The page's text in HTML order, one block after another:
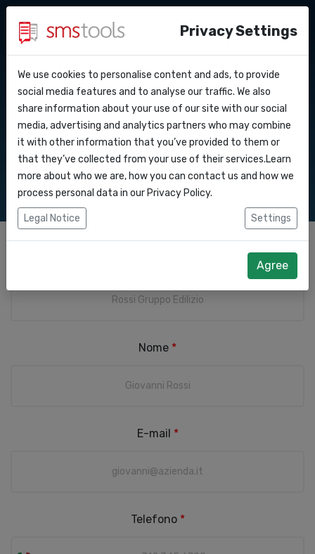
API Docs
Webhooks
Integrazioni
Zapier
Perche’ smstools?
Blog
Accordo del livello di servizio
Contatti
Richiedi un preventivo
Whatsapp Business :
Richiedi preventivo
Nome *
E-mail *
Telefono *
Privacy Settings
We use cookies to personalise content and ads, to provide
social media features and to analyse our traffic. We also
share information about your use of our site with our social
media, advertising and analytics partners who may combine
it with other information that you’ve provided to them or
that they’ve collected from your use of their services.Learn
more about who we are, how you can contact us and how we
process personal data in our Privacy Policy.
Legal Notice Settings
Agree